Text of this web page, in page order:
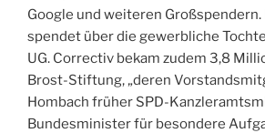
Google und weiteren Großspendern.
spendet über die gewerbliche
UG. Correctiv bekam zudem 3,8
Brost-Stiftung, „deren
Hombach früher SPD-
Bundesminister für besondere